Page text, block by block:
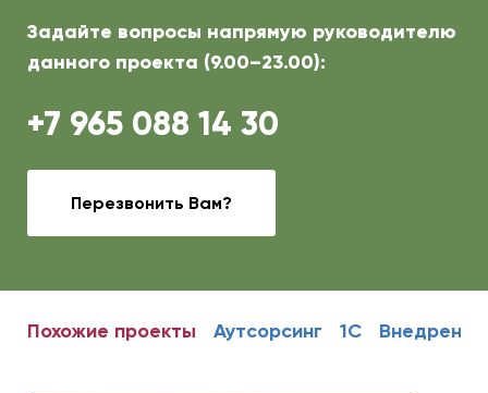
Задайте вопросы напрямую руководителю
данного проекта (9.00–23.00):
+7 965 088 14 30
Перезвонить Вам?
Похожие проекты Аутсорсинг 1С